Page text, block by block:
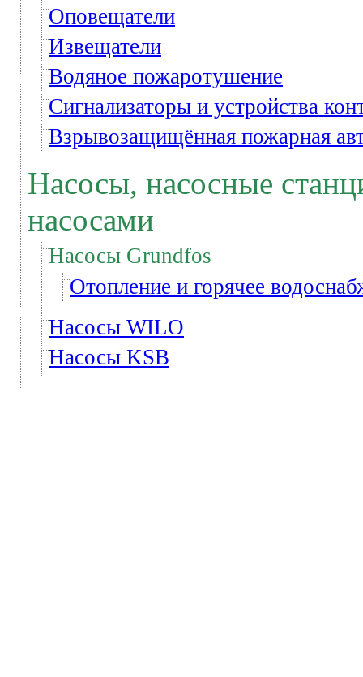
Оповещатели
Извещатели
Водяное пожаротушение
Сигнализаторы и устройства
Взрывозащищённая пожарная
Насосы, насосные
насосами
Насосы Grundfos
Отопление и горячее
Насосы WILO
Насосы KSB